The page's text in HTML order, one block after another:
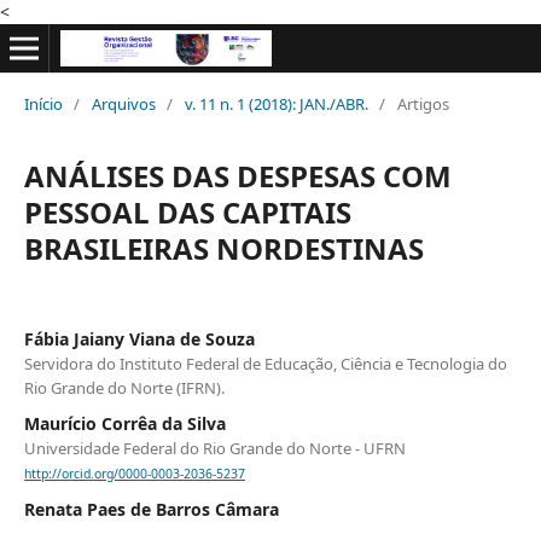
<
Início / Arquivos / v. 11 n. 1 (2018): JAN./ABR. / Artigos
ANÁLISES DAS DESPESAS COM
PESSOAL DAS CAPITAIS
BRASILEIRAS NORDESTINAS
Fábia Jaiany Viana de Souza
Servidora do Instituto Federal de Educação, Ciência e Tecnologia do
Rio Grande do Norte (IFRN).
Maurício Corrêa da Silva
Universidade Federal do Rio Grande do Norte - UFRN
http://orcid.org/0000-0003-2036-5237
Renata Paes de Barros Câmara